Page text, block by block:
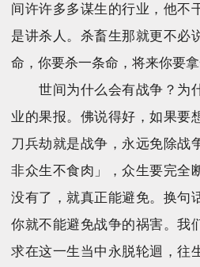
间许许多多谋生的行业，他不
是讲杀人。杀畜生那就更不必
命，你要杀一条命，将来你要拿
世间为什么会有战争？为
业的果报。佛说得好，如果要
刀兵劫就是战争，永远免除战
非众生不食肉」，众生要完全
没有了，就真正能避免。换句
你就不能避免战争的祸害。我
求在这一生当中永脱轮迴，往